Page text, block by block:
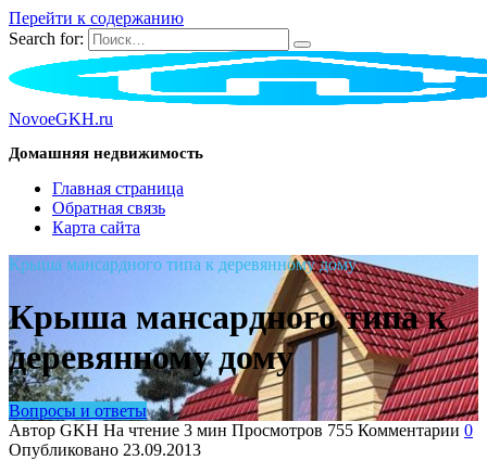
Перейти к содержанию
Search for:
NovoeGKH.ru
Домашняя недвижимость
Главная страница
Обратная связь
Карта сайта
Крыша мансардного типа к деревянному дому
Крыша мансардного типа к
деревянному дому
Вопросы и ответы
Автор GKH На чтение 3 мин Просмотров 755 Комментарии 0
Опубликовано 23.09.2013